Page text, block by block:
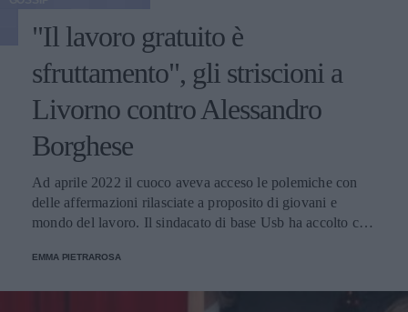
"Il lavoro gratuito è
sfruttamento", gli striscioni a
Livorno contro Alessandro
Borghese
Ad aprile 2022 il cuoco aveva acceso le polemiche con
delle affermazioni rilasciate a proposito di giovani e
mondo del lavoro. Il sindacato di base Usb ha accolto così
Ristoranti proprio nella cittadina toscana.
EMMA PIETRAROSA